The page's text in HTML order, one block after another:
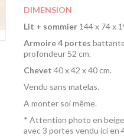
DIMENSION
Lit + sommier 144 x 74 x
Armoire 4 portes
profondeur 52 cm.
Chevet 40 x 42 x 40 cm.
Vendu sans matelas.
A monter soi même.
* Attention photo en beige
avec 3 portes vendu ici en